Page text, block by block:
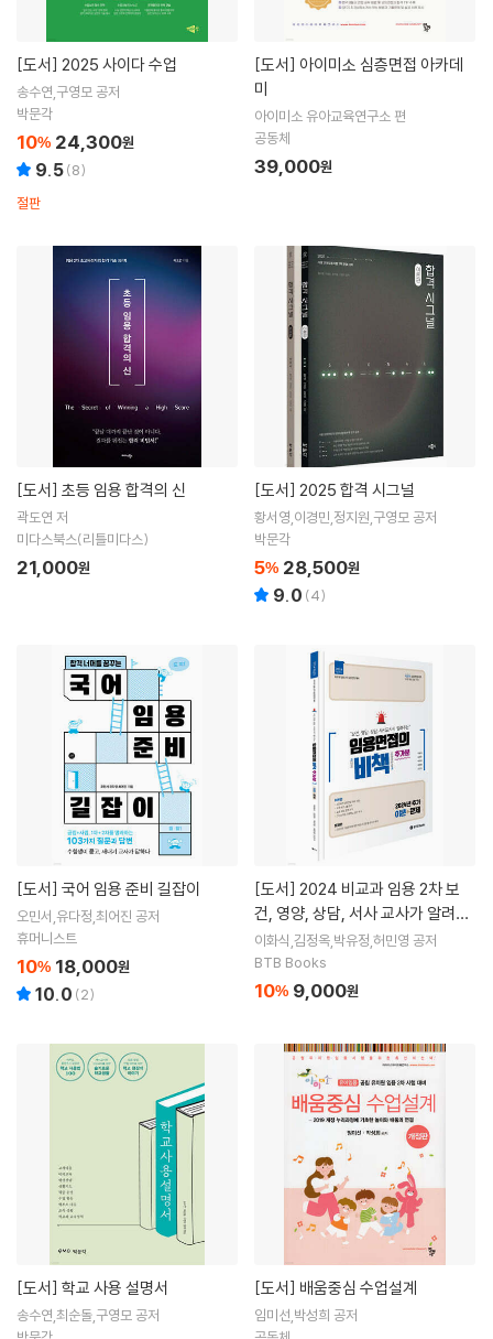
[도서] 2025 사이다 수업
송수연,구영모 공저
박문각
10% 24,300원
9.5(8)
절판
[도서]
미
아이미소 유아교육연구소 편
공동체
39,000원
[도서] 초등 임용 합격의 신
곽도연 저
미다스북스(리틀미다스)
21,000원
[도서] 2025 합격 시그널
황서영,이경민,정지원,구영모 공저
박문각
5% 28,500원
9.0 (4)
[도서] 국어 임용 준비 길잡이
오민서,유다정,최어진 공저
휴머니스트
10% 18,000원
10.0 (2)
[도서]
건, 영양, 상담, 서사 교사가 알려주
는 임용면접의 비책 추가분
이화식,김정옥,박유정,허민영 공저
BTB Books
10% 9,000원
[도서] 학교 사용 설명서
송수연,최순돌,구영모 공저
[도서] 배움중심 수업설계
임미선,박성희 공저